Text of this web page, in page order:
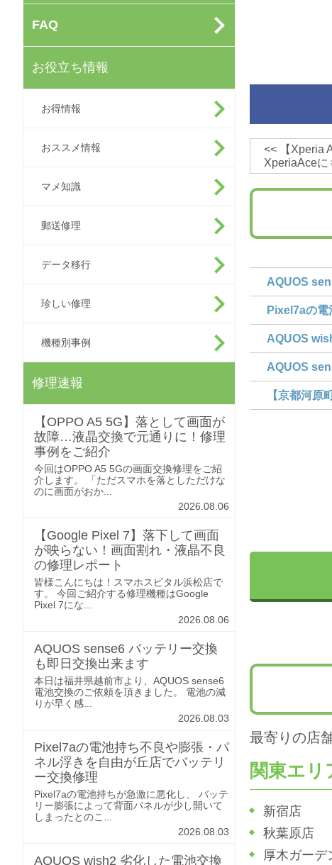
FAQ
お役立ち情報
お得情報
おススメ情報
マメ知識
郵送修理
データ移行
珍しい修理
機種別事例
修理速報
【OPPO A5 5G】落として画面が
故障…液晶交換で元通りに！修理
事例をご紹介
今回はOPPO A5 5Gの画面交換修理をご紹
介します。 「ただスマホを落としただけな
のに画面がおか...
2026.08.06
【Google Pixel 7】落下して画面
が映らない！画面割れ・液晶不良
の修理レポート
皆様こんにちは！スマホスピタル浜松店で
す。 今回ご紹介する修理機種はGoogle
Pixel 7にな...
2026.08.06
AQUOS sense6 バッテリー交換
も即日交換出来ます
本日は福井県越前市より、AQUOS sense6
電池交換のご依頼を頂きました。 電池の減
りが早く感...
2026.08.03
Pixel7aの電池持ち不良や膨張・パ
ネル浮きを自由が丘店でバッテリ
ー交換修理
Pixel7aの電池持ちが急激に悪化し、 バッテ
リー膨張によって背面パネルが少し開いて
しまったとのこ...
2026.08.03
AQUOS wish2 劣化した電池交換
<<
【Xperia
XperiaAceに
AQUOS
Pixel7aの電
AQUOS
AQUOS
【京都河
最寄りの店
関東エリ
新宿店
秋葉原店
厚木ガーデ